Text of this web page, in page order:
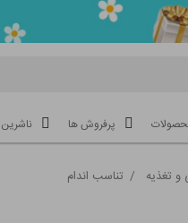
پرفروش ها ناشرین
تغذیه / تناسب اندام